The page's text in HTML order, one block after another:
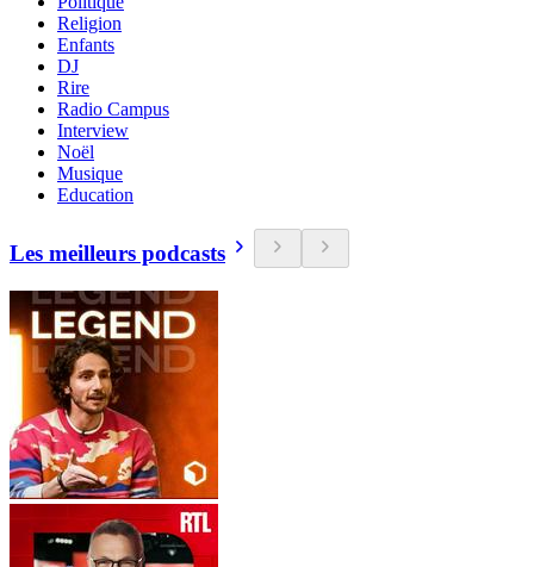
Religion
Enfants
DJ
Rire
Radio Campus
Interview
Noël
Musique
Education
Les meilleurs podcasts